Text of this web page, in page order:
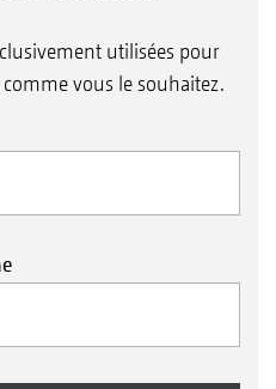
utilisées pour
vous le souhaitez.